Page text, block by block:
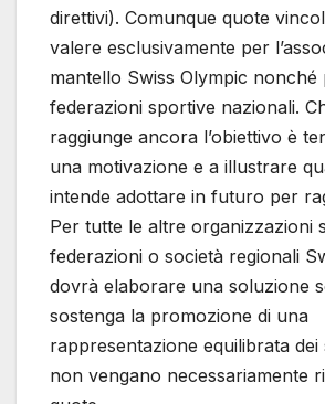
direttivi). Comunque quote
valere esclusivamente per
mantello Swiss Olympic nonché
federazioni sportive nazionali.
raggiunge ancora l’obiettivo è
una motivazione e a illustrare
intende adottare in futuro per
Per tutte le altre organizzazioni
federazioni o società regionali
dovrà elaborare una soluzione
sostenga la promozione di una
rappresentazione equilibrata dei
non vengano necessariamente